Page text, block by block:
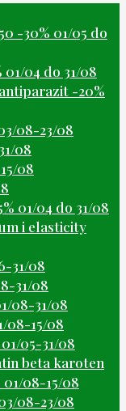
-30% 01/05 do
04 do 31/08
-20%
08-23/08
08
08
01/04 do 31/08
i elasticity
31/08
31/08
08-31/08
08-15/08
05-31/08
beta karoten
08-15/08
08-23/08